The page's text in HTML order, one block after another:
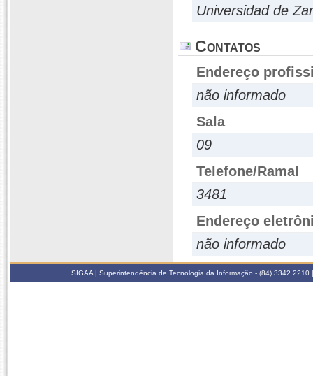
Universidad de
Contatos
Endereço
não informado
Sala
09
Telefone/Ramal
3481
Endereço
não informado
SIGAA | Superintendência de Tecnologia da Informação - (84) 3342